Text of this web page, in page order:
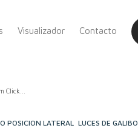
Visualizador Contacto
POSICIÓN LATERAL ,LUCES DE GÁLIBO